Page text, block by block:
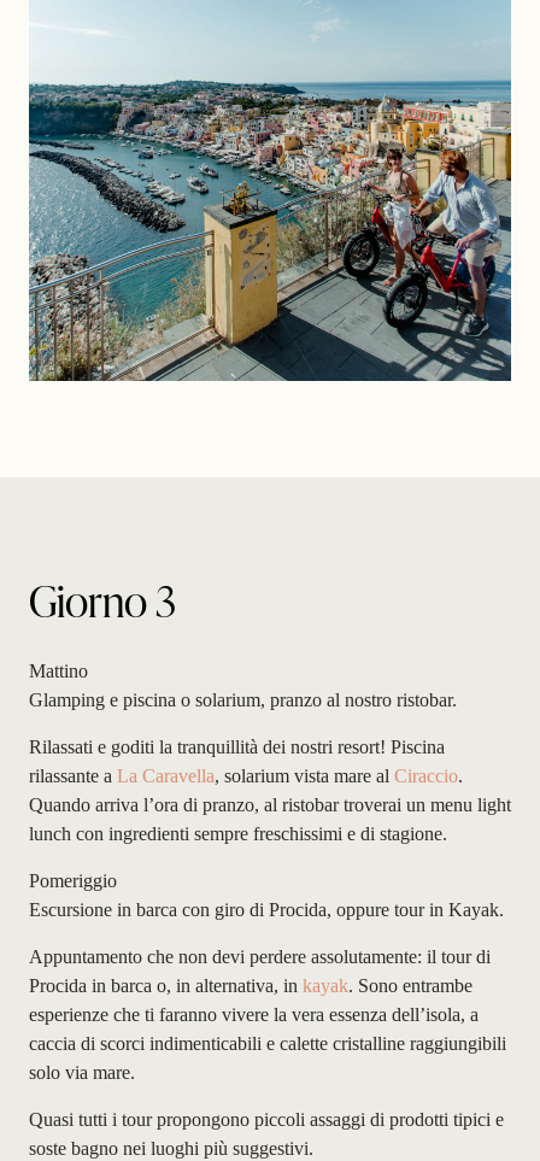
Giorno 3
Mattino
Glamping e piscina o solarium, pranzo al nostro ristobar.
Rilassati e goditi la tranquillità dei nostri resort! Piscina
rilassante a La Caravella, solarium vista mare al Ciraccio.
Quando arriva l’ora di pranzo, al ristobar troverai un menu light
lunch con ingredienti sempre freschissimi e di stagione.
Pomeriggio
Escursione in barca con giro di Procida, oppure tour in Kayak.
Appuntamento che non devi perdere assolutamente: il tour di
Procida in barca o, in alternativa, in kayak. Sono entrambe
esperienze che ti faranno vivere la vera essenza dell’isola, a
caccia di scorci indimenticabili e calette cristalline raggiungibili
solo via mare.
Quasi tutti i tour propongono piccoli assaggi di prodotti tipici e
soste bagno nei luoghi più suggestivi.